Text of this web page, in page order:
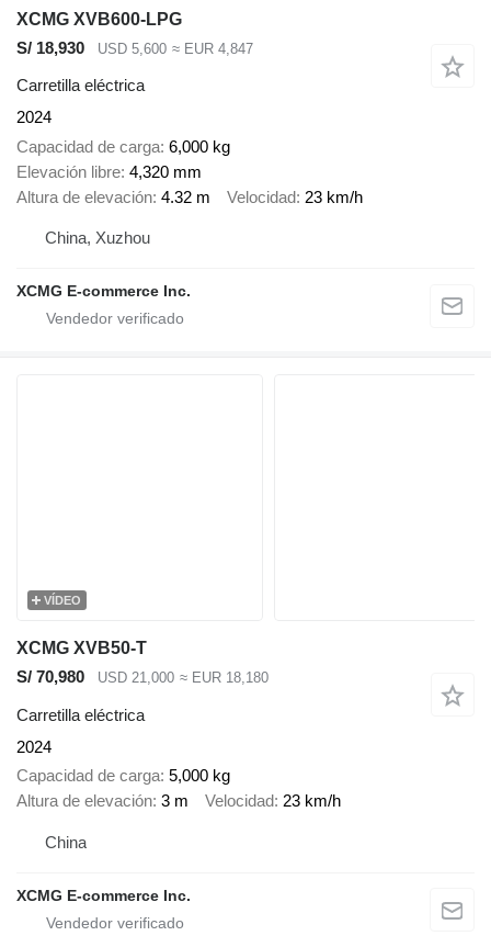
XCMG XVB600-LPG
S/ 18,930
USD 5,600 ≈ EUR 4,847
Carretilla eléctrica
2024
Capacidad de carga 6,000 kg
Elevación libre 4,320 mm
Altura de elevación 4.32 m Velocidad 23 km/h
China, Xuzhou
XCMG E-commerce Inc.
VÍDEO
XCMG XVB50-T
S/ 70,980
USD 21,000 ≈ EUR 18,180
Carretilla eléctrica
2024
Capacidad de carga 5,000 kg
Altura de elevación 3 m Velocidad 23 km/h
China
XCMG E-commerce Inc.